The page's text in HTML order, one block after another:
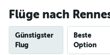
Flüge nach
Günstigster
Flug
Beste
Option